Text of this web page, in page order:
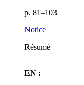
p. 81–103
Notice
Résumé
EN :